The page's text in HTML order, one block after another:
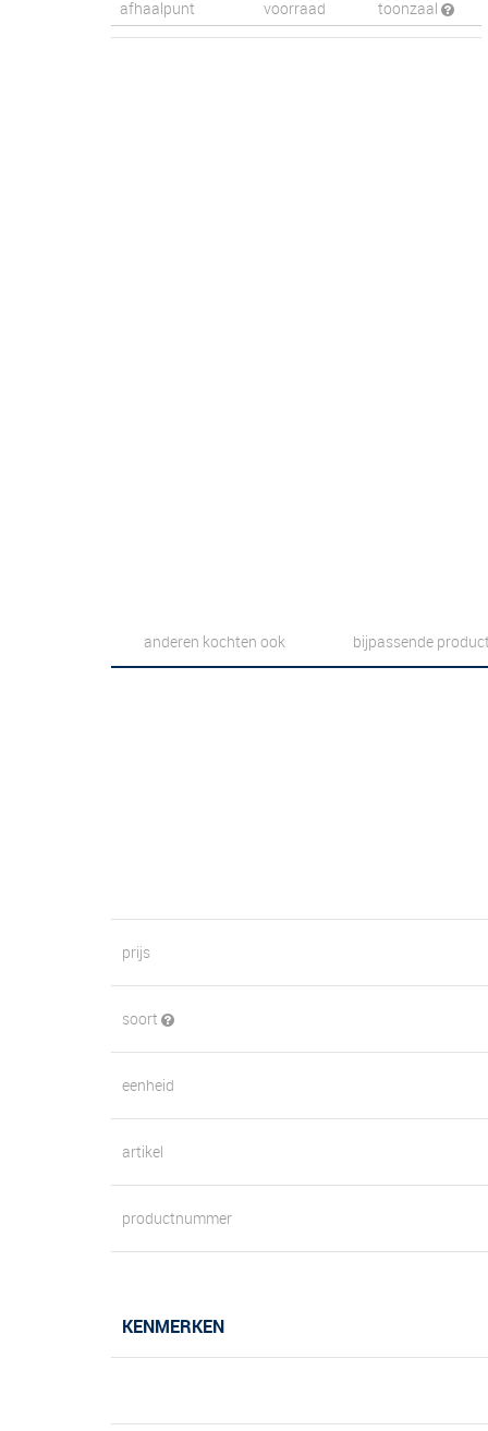
afhaalpunt voorraad toonzaal
anderen kochten ook bijpassende
prijs
soort
eenheid
artikel
productnummer
KENMERKEN